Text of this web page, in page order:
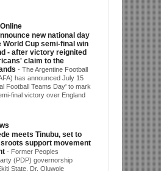
new national day
World Cup semi-final win
- after victory reignited
claim to the
- The Argentine Football
has announced July 15
Football Teams Day' to mark
final victory over England
meets Tinubu, set to
support movement
- Former Peoples
(PDP) governorship
State, Dr. Oluwole